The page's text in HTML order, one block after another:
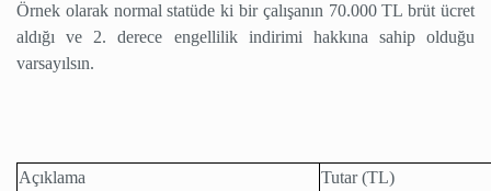
Örnek olarak normal statüde ki bir çalışanın 70.000 TL brüt ücret
aldığı ve 2. derece engellilik indirimi hakkına sahip olduğu
varsayılsın.
Açıklama Tutar (TL)